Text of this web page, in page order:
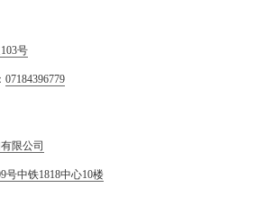
号
07184396779
限公司
号中铁1818中心10楼